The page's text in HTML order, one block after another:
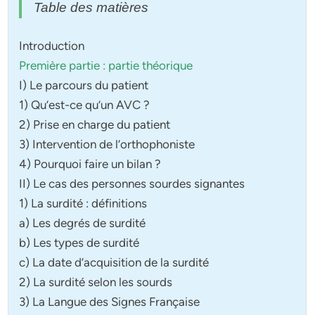
Table des matières
Introduction
Première partie : partie théorique
I) Le parcours du patient
1) Qu’est-ce qu’un AVC ?
2) Prise en charge du patient
3) Intervention de l’orthophoniste
4) Pourquoi faire un bilan ?
II) Le cas des personnes sourdes signantes
1) La surdité : définitions
a) Les degrés de surdité
b) Les types de surdité
c) La date d’acquisition de la surdité
2) La surdité selon les sourds
3) La Langue des Signes Française